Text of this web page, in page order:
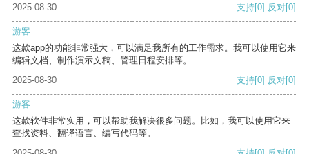
2025-08-30 支持[0] 反对[0]
游客
这款app的功能非常强大，可以满足我所有的工作需求。我可以使用它来
编辑文档、制作演示文稿、管理日程安排等。
2025-08-30
支持[0] 反对[0]
游客
这款软件非常实用，可以帮助我解决很多问题。比如，我可以使用它来
查找资料、翻译语言、编写代码等。